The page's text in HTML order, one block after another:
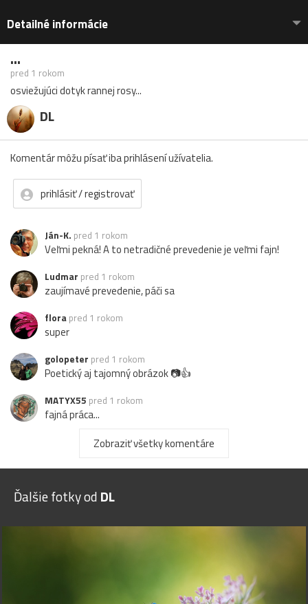
Detailné informácie
...
pred 1 rokom
osviežujúci dotyk rannej rosy...
DL
Komentár môžu písať iba prihlásení užívatelia.
prihlásiť / registrovať
Ján-K. pred 1 rokom
Veľmi pekná! A to netradičné prevedenie je veľmi fajn!
Ludmar pred 1 rokom
zaujímavé prevedenie, páči sa
flora pred 1 rokom
super
golopeter pred 1 rokom
Poetický aj tajomný obrázok 📷👍
MATYX55 pred 1 rokom
fajná práca...
pred 1 rokom
I krása
Zobraziť všetky komentáre
Ďalšie fotky od DL